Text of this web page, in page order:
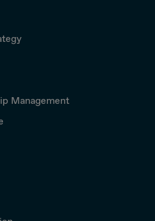
Management